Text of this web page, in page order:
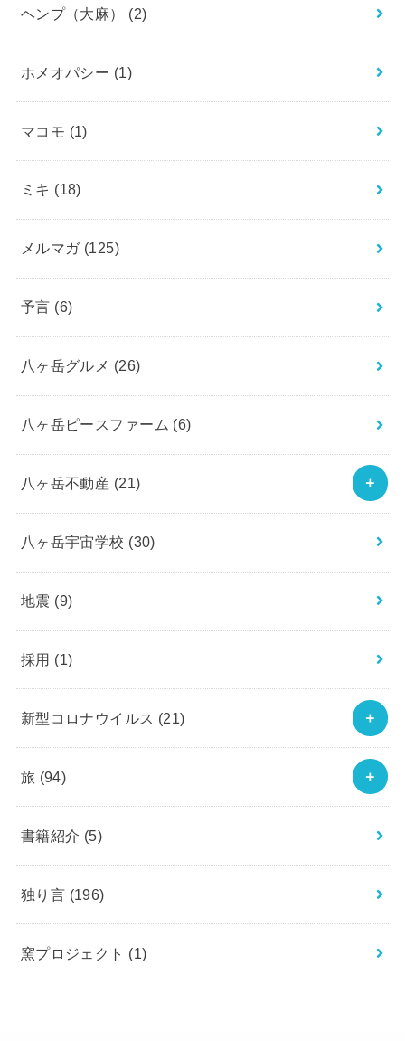
ヘンプ（大麻） (2)
ホメオパシー (1)
マコモ (1)
ミキ (18)
メルマガ (125)
予言 (6)
八ヶ岳グルメ (26)
八ヶ岳ピースファーム (6)
八ヶ岳不動産 (21)
八ヶ岳宇宙学校 (30)
地震 (9)
採用 (1)
新型コロナウイルス (21)
旅 (94)
書籍紹介 (5)
独り言 (196)
窯プロジェクト (1)